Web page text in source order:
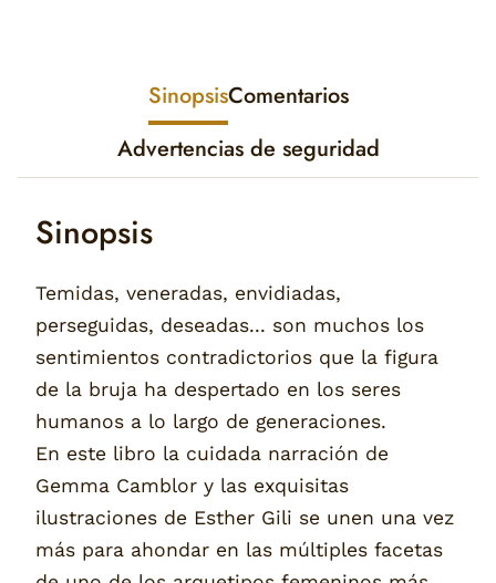
SinopsisComentarios
Advertencias de seguridad
Sinopsis
Temidas, veneradas, envidiadas,
perseguidas, deseadas... son muchos los
sentimientos contradictorios que la figura
de la bruja ha despertado en los seres
humanos a lo largo de generaciones.
En este libro la cuidada narración de
Gemma Camblor y las exquisitas
ilustraciones de Esther Gili se unen una vez
más para ahondar en las múltiples facetas